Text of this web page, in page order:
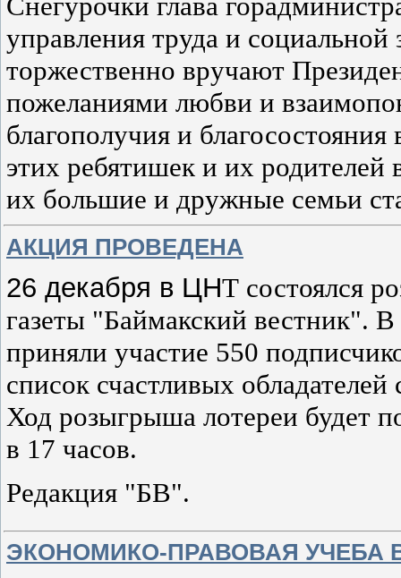
управления труда и
торжественно вручают
пожеланиями любви и
благополучия и
этих ребятишек и их
их большие и дружные семьи
АКЦИЯ ПРОВЕДЕНА
26 декабря в ЦНТ состоялся
газеты "Баймакский вестник".
приняли участие 550
список счастливых
Ход розыгрыша лотереи будет
в 17 часов.
Редакция "БВ".
ЭКОНОМИКО-ПРАВОВАЯ УЧЕБА В